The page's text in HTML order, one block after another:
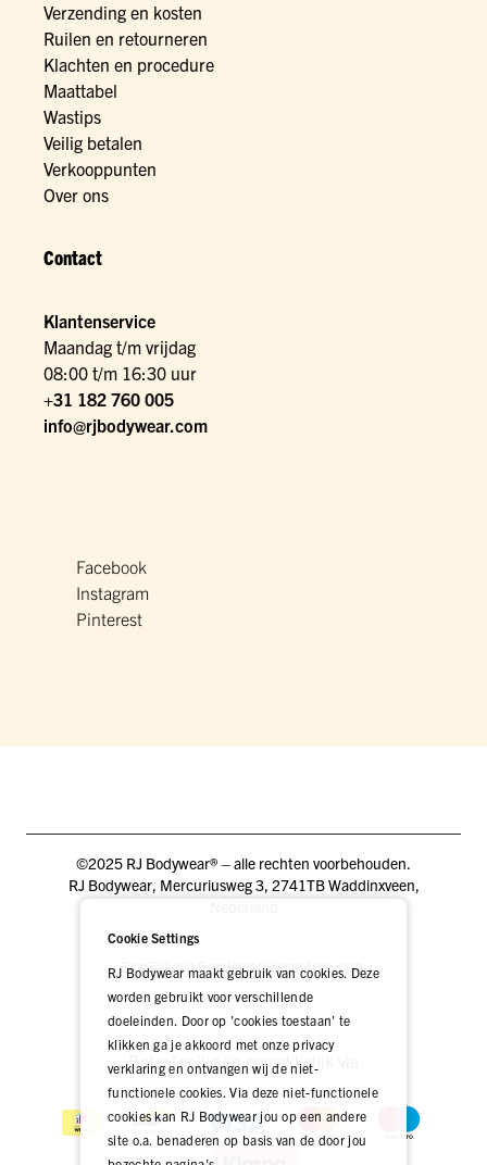
Verzending en kosten
Ruilen en retourneren
Klachten en procedure
Maattabel
Wastips
Veilig betalen
Verkooppunten
Over ons
Contact
Klantenservice
Maandag t/m vrijdag
08:00 t/m 16:30 uur
+31 182 760 005
info@rjbodywear.com
Facebook
Instagram
Pinterest
©2025 RJ Bodywear® – alle rechten voorbehouden.
RJ Bodywear, Mercuriusweg 3, 2741TB Waddinxveen,
BlogZakelijkPers VacaturesDEALER LOGIN
Betaal veilig én gemakkelijk via
Cookie Settings
RJ Bodywear maakt gebruik van cookies. Deze
worden gebruikt voor verschillende
doeleinden. Door op 'cookies toestaan' te
klikken ga je akkoord met onze privacy
verklaring en ontvangen wij de niet-
functionele cookies. Via deze niet-functionele
cookies kan RJ Bodywear jou op een andere
site o.a. benaderen op basis van de door jou